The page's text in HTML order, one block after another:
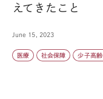
えてきたこと
June 15, 2023
医療 社会保障 少子高